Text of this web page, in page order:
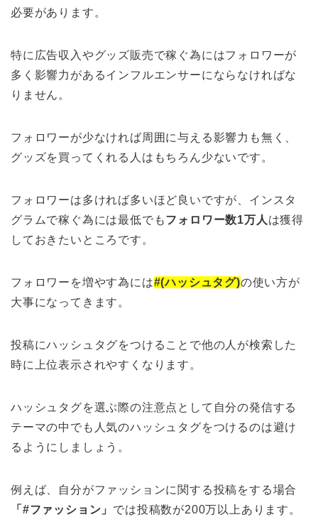
必要があります。
特に広告収入やグッズ販売で稼ぐ為にはフォロワーが
多く影響力があるインフルエンサーにならなければな
りません。
フォロワーが少なければ周囲に与える影響力も無く、
グッズを買ってくれる人はもちろん少ないです。
フォロワーは多ければ多いほど良いですが、インスタ
グラムで稼ぐ為には最低でもフォロワー数1万人 は獲得
しておきたいところです。
フォロワーを増やす為には#(ハッシュタグ)の使い方が
大事になってきます。
投稿にハッシュタグをつけることで他の人が検索した
時に上位表示されやすくなります。
ハッシュタグを選ぶ際の注意点として自分の発信する
テーマの中でも人気のハッシュタグをつけるのは避け
るようにしましょう。
例えば、自分がファッションに関する投稿をする場合
「#ファッション」 では投稿数が200万以上あります。